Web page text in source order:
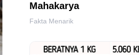
Mahakarya
Fakta Menarik